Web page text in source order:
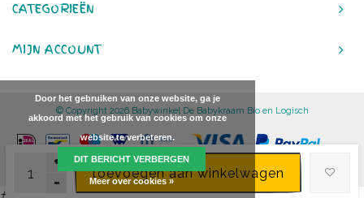
+
-
toevoegen aan winkelwagen
CATEGORIEËN
MIJN ACCOUNT
© Copyright 2026 Babywinkel De Babykraam Bio en Logisch
Door het gebruiken van onze website, ga je
akkoord met het gebruik van cookies om onze
website te verbeteren.
DIT BERICHT VERBERGEN
Meer over cookies »